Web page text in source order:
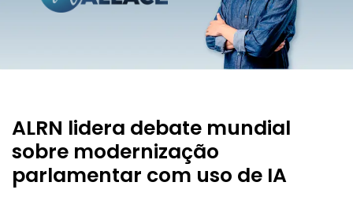
ALRN lidera debate mundial
sobre modernização
parlamentar com uso de IA